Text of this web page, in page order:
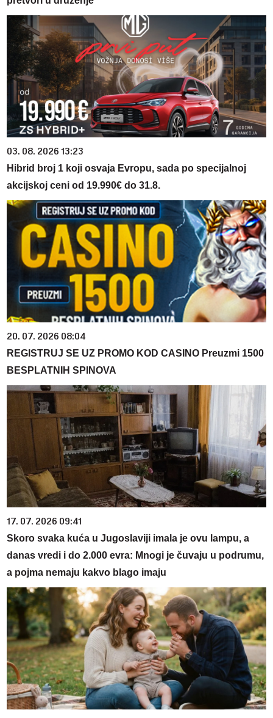
03. 08. 2026 13:23
Hibrid broj 1 koji osvaja Evropu, sada po specijalnoj
akcijskoj ceni od 19.990€ do 31.8.
20. 07. 2026 08:04
REGISTRUJ SE UZ PROMO KOD CASINO Preuzmi 1500
BESPLATNIH SPINOVA
17. 07. 2026 09:41
Skoro svaka kuća u Jugoslaviji imala je ovu lampu, a
danas vredi i do 2.000 evra: Mnogi je čuvaju u podrumu,
a pojma nemaju kakvo blago imaju